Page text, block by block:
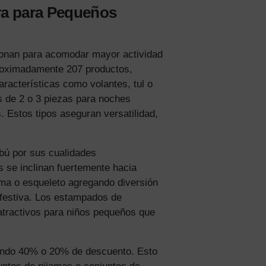
para Pequeños
para acomodar mayor actividad
207 productos,
como volantes, tul o
de 2 o 3 piezas para noches
Estos tipos aseguran versatilidad,
por sus cualidades
se inclinan fuertemente hacia
o esqueleto agregando diversión
Los estampados de
para niños pequeños que
40% o 20% de descuento. Esto
15%